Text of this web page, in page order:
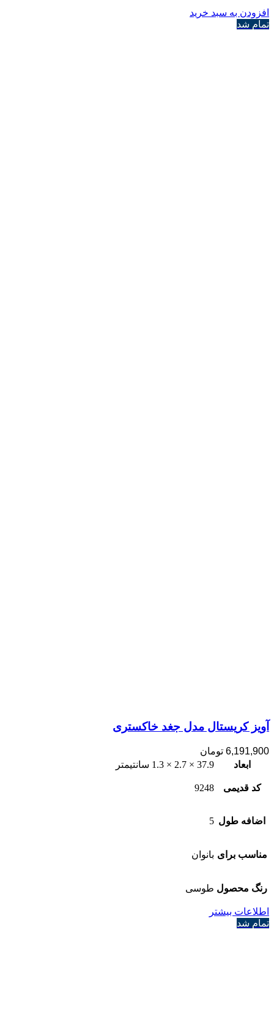
افزودن به سبد خرید
تمام شد
آویز کریستال مدل جغد خاکستری
6,191,900 تومان
ابعاد
37.9 × 2.7 × 1.3 سانتیمتر
کد قدیمی 9248
اضافه طول 5
مناسب برای بانوان
رنگ محصول طوسی
اطلاعات بیشتر
تمام شد